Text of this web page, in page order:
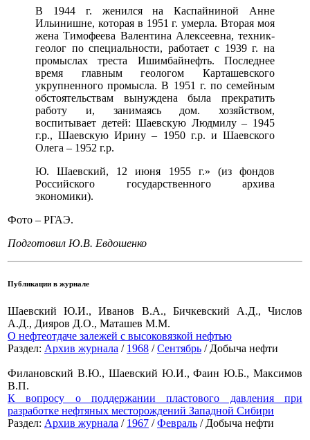
В 1944 г. женился на Каспайниной Анне
Ильинишне, которая в 1951 г. умерла. Вторая моя
жена Тимофеева Валентина Алексеевна, техник-
геолог по специальности, работает с 1939 г. на
промыслах треста Ишимбайнефть. Последнее
время главным геологом Карташевского
укрупненного промысла. В 1951 г. по семейным
обстоятельствам вынуждена была прекратить
работу и, занимаясь дом. хозяйством,
воспитывает детей: Шаевскую Людмилу – 1945
г.р., Шаевскую Ирину – 1950 г.р. и Шаевского
Олега – 1952 г.р.
Ю. Шаевский, 12 июня 1955 г.» (из фондов
Российского государственного архива
экономики).
Фото – РГАЭ.
Подготовил Ю.В. Евдошенко
Публикации в журнале
Шаевский Ю.И., Иванов В.А., Бичкевский А.Д., Числов
А.Д., Дияров Д.О., Маташев М.М.
О нефтеотдаче залежей с высоковязкой нефтью
Раздел: Архив журнала / 1968 /Сентябрь / Добыча нефти
Филановский В.Ю., Шаевский Ю.И., Фаин Ю.Б., Максимов
В.П.
К вопросу о поддержании пластового давления при
разработке нефтяных месторождений Западной Сибири
Раздел: Архив журнала / 1967 /Февраль / Добыча нефти